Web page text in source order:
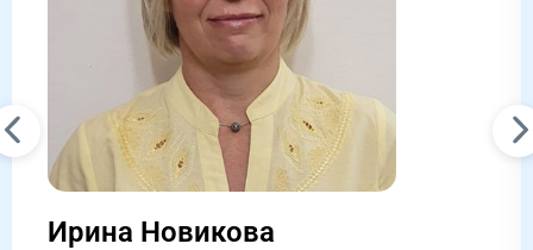
Ирина Новикова